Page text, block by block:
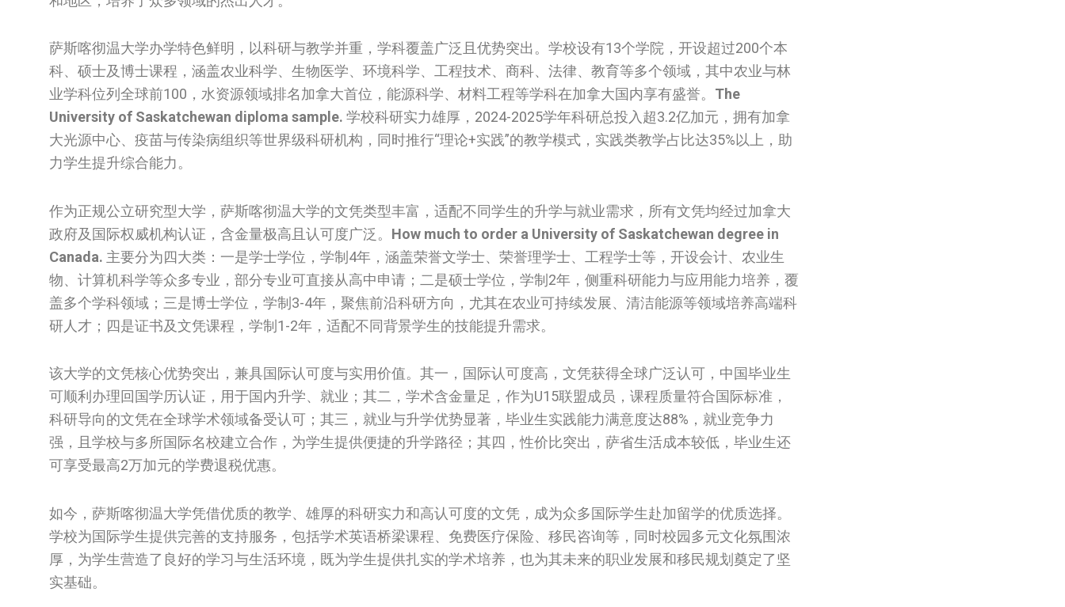
萨斯喀彻温大学办学特色鲜明，以科研与教学并重，学科覆盖广泛且优势突出。学校设有13个学院，开设超过200个本
科、硕士及博士课程，涵盖农业科学、生物医学、环境科学、工程技术、商科、法律、教育等多个领域，其中农业与林
业学科位列全球前100，水资源领域排名加拿大首位，能源科学、材料工程等学科在加拿大国内享有盛誉。 The
University of Saskatchewan diploma sample. 学校科研实力雄厚，2024-2025学年科研总投入超3.2亿加元，拥有加拿
大光源中心、疫苗与传染病组织等世界级科研机构，同时推行“理论+实践”的教学模式，实践类教学占比达35%以上，助
力学生提升综合能力。
作为正规公立研究型大学，萨斯喀彻温大学的文凭类型丰富，适配不同学生的升学与就业需求，所有文凭均经过加拿大
政府及国际权威机构认证，含金量极高且认可度广泛。 How much to order a University of Saskatchewan degree in
Canada. 主要分为四大类：一是学士学位，学制4年，涵盖荣誉文学士、荣誉理学士、工程学士等，开设会计、农业生
物、计算机科学等众多专业，部分专业可直接从高中申请；二是硕士学位，学制2年，侧重科研能力与应用能力培养，覆
盖多个学科领域；三是博士学位，学制3-4年，聚焦前沿科研方向，尤其在农业可持续发展、清洁能源等领域培养高端科
研人才；四是证书及文凭课程，学制1-2年，适配不同背景学生的技能提升需求。
该大学的文凭核心优势突出，兼具国际认可度与实用价值。其一，国际认可度高，文凭获得全球广泛认可，中国毕业生
可顺利办理回国学历认证，用于国内升学、就业；其二，学术含金量足，作为U15联盟成员，课程质量符合国际标准，
科研导向的文凭在全球学术领域备受认可；其三，就业与升学优势显著，毕业生实践能力满意度达88%，就业竞争力
强，且学校与多所国际名校建立合作，为学生提供便捷的升学路径；其四，性价比突出，萨省生活成本较低，毕业生还
可享受最高2万加元的学费退税优惠。
如今，萨斯喀彻温大学凭借优质的教学、雄厚的科研实力和高认可度的文凭，成为众多国际学生赴加留学的优质选择。
学校为国际学生提供完善的支持服务，包括学术英语桥梁课程、免费医疗保险、移民咨询等，同时校园多元文化氛围浓
厚，为学生营造了良好的学习与生活环境，既为学生提供扎实的学术培养，也为其未来的职业发展和移民规划奠定了坚
实基础。